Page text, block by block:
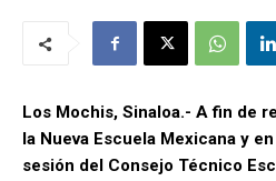
Los Mochis, Sinaloa.- A fin de
la Nueva Escuela Mexicana y
sesión del Consejo Técnico